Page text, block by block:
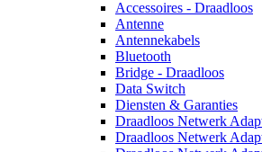
Accessoires - Draadloos
Antenne
Antennekabels
Bluetooth
Bridge - Draadloos
Data Switch
Diensten & Garanties
Draadloos Netwerk
Draadloos Netwerk